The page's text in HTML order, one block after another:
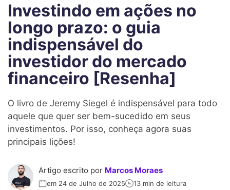
Investindo em ações no
longo prazo: o guia
indispensável do
investidor do mercado
financeiro [Resenha]
O livro de Jeremy Siegel é indispensável para todo
aquele que quer ser bem-sucedido em seus
investimentos. Por isso, conheça agora suas
principais lições!
Artigo escrito por Marcos Moraes
em 24 de Julho de 2025 13 min de leitura